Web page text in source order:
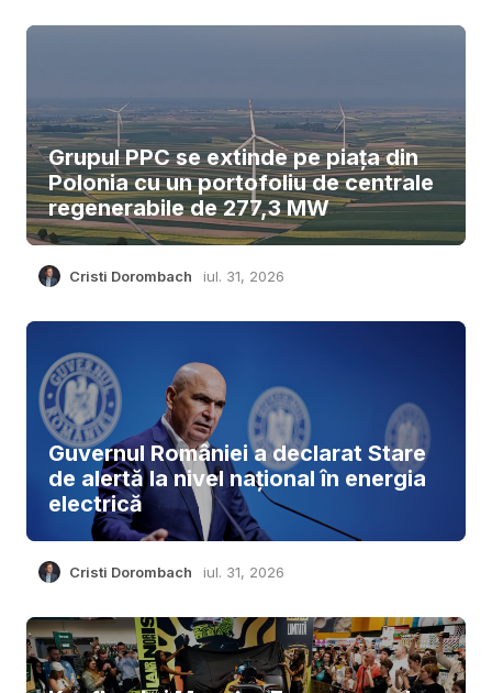
Grupul PPC se extinde pe piața din
Polonia cu un portofoliu de centrale
regenerabile de 277,3 MW
Cristi Dorombach iul. 31, 2026
Guvernul României a declarat Stare
de alertă la nivel național în energia
electrică
Cristi Dorombach iul. 31, 2026